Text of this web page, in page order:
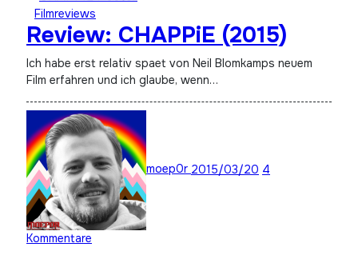
Filmreviews
Review: CHAPPiE (2015)
Ich habe erst relativ spaet von Neil Blomkamps neuem
Film erfahren und ich glaube, wenn…
moep0r 2015/03/20 4
Kommentare